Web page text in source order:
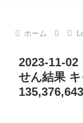
ホーム
2023-11-02
せん結果